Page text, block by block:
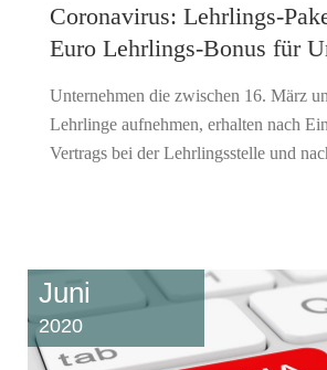
Coronavirus: Lehrlings-
Euro Lehrlings-Bonus für
Unternehmen die zwischen 16. März
Lehrlinge aufnehmen, erhalten nach
Vertrags bei der Lehrlingsstelle und
Juni
2020